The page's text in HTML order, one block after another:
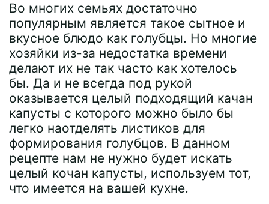
Во многих семьях достаточно
популярным является такое сытное и
вкусное блюдо как голубцы. Но многие
хозяйки из-за недостатка времени
делают их не так часто как хотелось
бы. Да и не всегда под рукой
оказывается целый подходящий качан
капусты с которого можно было бы
легко наотделять листиков для
формирования голубцов. В данном
рецепте нам не нужно будет искать
целый кочан капусты, используем тот,
что имеется на вашей кухне.